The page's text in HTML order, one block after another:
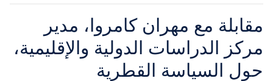
الرئيسي
مقابلة مع مهران كامروا، مدير
مركز الدراسات الدولية والإقليمية،
حول السياسة القطرية